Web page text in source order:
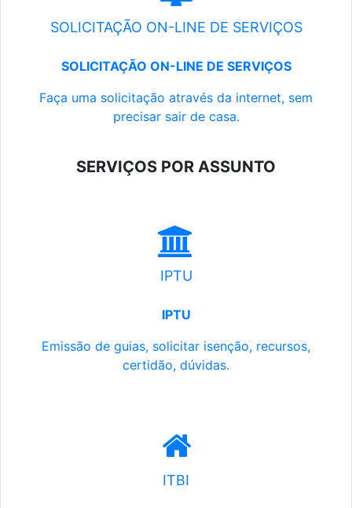
SOLICITAÇÃO ON-LINE DE SERVIÇOS
SOLICITAÇÃO ON-LINE DE SERVIÇOS
Faça uma solicitação através da internet, sem
precisar sair de casa.
SERVIÇOS POR ASSUNTO
IPTU
IPTU
Emissão de guias, solicitar isenção, recursos,
certidão, dúvidas.
ITBI